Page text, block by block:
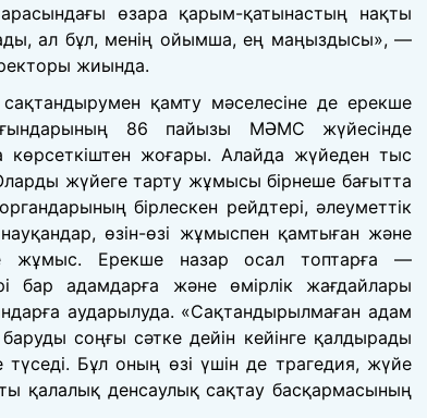
өзара қарым-қатынастың нақты
ал бұл, менің ойымша, ең маңыздысы», —
жиында.
қамту мәселесіне де ерекше
86 пайызы МӘМС жүйесінде
жоғары. Алайда жүйеден тыс
жүйеге тарту жұмысы бірнеше бағытта
бірлескен рейдтері, әлеуметтік
өзін-өзі жұмыспен қамтыған және
жұмыс. Ерекше назар осал топтарға —
бар адамдарға және өмірлік жағдайлары
аударылуда. «Сақтандырылмаған адам
соңғы сәтке дейін кейінге қалдырады
Бұл оның өзі үшін де трагедия, жүйе
қалалық денсаулық сақтау басқармасының